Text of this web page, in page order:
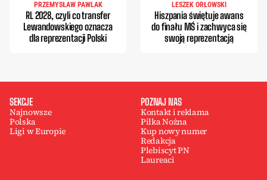
PRZEMYSŁAW PAWLAK
RL 2028, czyli co transfer
Lewandowskiego oznacza
dla reprezentacji Polski
LESZEK ORŁOWSKI
Hiszpania świętuje awans
do finału MŚ i zachwyca się
swoją reprezentacją
SEKCJE
Najnowsze
Polska
Ligi w Europie
POZNAJ NAS
Kontakt i reklama
Piłka Nożna
Kup nowy numer
Redakcja
Plebiscyt PN
Laureaci